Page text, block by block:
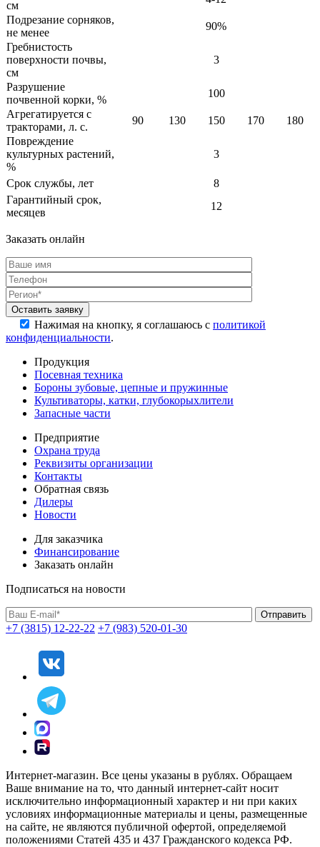
см
Подрезание сорняков,
не менее
90%
Гребнистость
поверхности почвы,
см
3
Разрушение
почвенной корки, %
100
Агрегатируется с
тракторами, л. с.
90 130 150 170
180
Повреждение
культурных растений,
%
3
Срок службы, лет
8
Гарантийный срок,
месяцев
12
Заказать онлайн
Нажимая на кнопку, я соглашаюсь с политикой
конфиденциальности.
Продукция
Посевная техника
Бороны зубовые, цепные и пружинные
Культиваторы, катки, глубокорыхлители
Запасные части
Предприятие
Охрана труда
Реквизиты организации
Контакты
Обратная связь
Дилеры
Новости
Для заказчика
Финансирование
Заказать онлайн
Подписаться на новости
+7 (3815) 12-22-22 +7 (983) 520-01-30
Интернет-магазин. Все цены указаны в рублях. Обращаем
Ваше внимание на то, что данный интернет-сайт носит
исключительно информационный характер и ни при каких
условиях информационные материалы и цены, размещенные
на сайте, не являются публичной офертой, определяемой
положениями Статей 435 и 437 Гражданского кодекса РФ.